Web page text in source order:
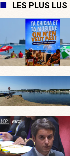
LES PLUS LUS